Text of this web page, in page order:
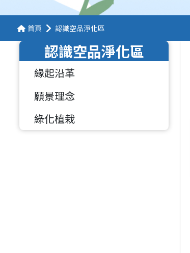
首頁 認識空品淨化區
認識空品淨化區
緣起沿革
願景理念
綠化植栽